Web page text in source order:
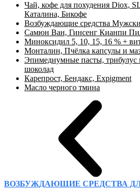
Чай, кофе для похудения Diox,
Каталина, Бикофе
Возбуждающие средства
Самюн Ван, Гинсенг Кианпи
Миноксидил 5, 10, 15, 16 % +
Монталин, Пчёлка капсулы и
Эпимедиумные пасты, трибулус
шоколад
Карепрост, Бендакс, Expigment
Масло черного тмина
ВОЗБУЖДАЮЩИЕ СРЕДСТВА